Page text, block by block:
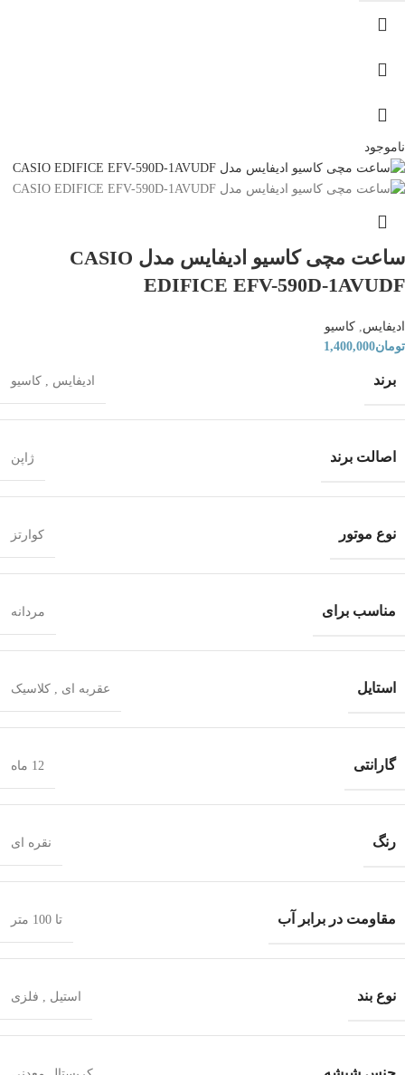
ناموجود
ساعت مچی کاسیو ادیفایس مدل CASIO
EDIFICE EFV-590D-1AVUDF
ادیفایس کاسیو
تومان1,400,000
برند ادیفایس کاسیو
اصالت برند ژاپن
نوع موتور کوارتز
مناسب برای مردانه
استایل عقربه ای کلاسیک
گارانتی 12 ماه
رنگ نقره ای
مقاومت در برابر آب تا 100 متر
نوع بند استیل فلزی